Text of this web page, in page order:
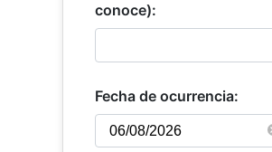
conoce):
Fecha de ocurrencia: